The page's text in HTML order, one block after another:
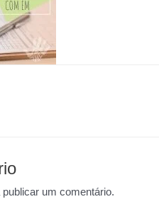
publicar um comentário.